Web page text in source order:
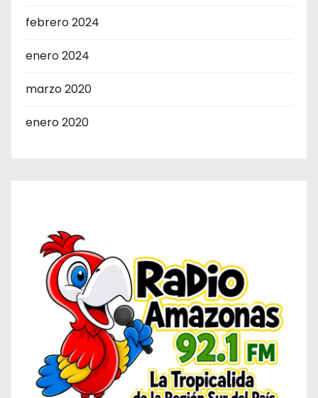
febrero 2024
enero 2024
marzo 2020
enero 2020